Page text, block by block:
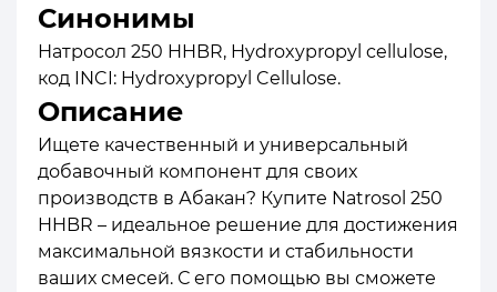
Синонимы
Натросол 250 HHBR, Hydroxypropyl cellulose,
код INCI: Hydroxypropyl Cellulose.
Описание
Ищете качественный и универсальный
добавочный компонент для своих
производств в Абакан? Купите Natrosol 250
HHBR – идеальное решение для достижения
максимальной вязкости и стабильности
ваших смесей. С его помощью вы сможете